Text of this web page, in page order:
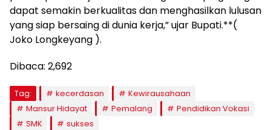
dapat semakin berkualitas dan menghasilkan lulusan
yang siap bersaing di dunia kerja,” ujar Bupati.**(
Joko Longkeyang ).
Dibaca: 2,692
Tag: kecerdasan
Kewirausahaan
Mansur Hidayat
Pemalang
Pendidikan Vokasi
SMK
sukses